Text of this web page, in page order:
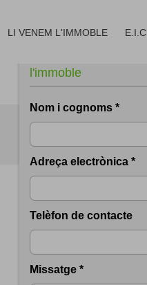
LI VENEM L'IMMOBLE E.I.C.
l'immoble
Nom i cognoms *
Adreça electrònica *
Telèfon de contacte
Missatge *